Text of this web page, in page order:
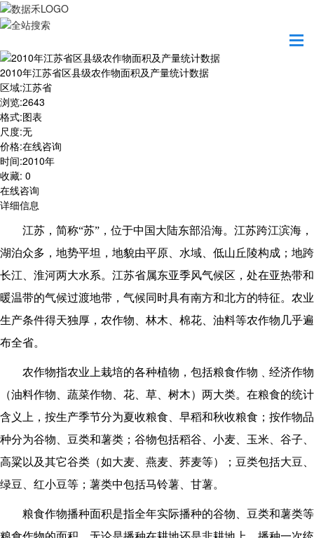
2010年江苏省区县级农作物面积及产量统计数据
2010年江苏省区县级农作物面积及产量统计数据
区域:江苏省
浏览:2643
格式:图表
尺度:无
价格:在线咨询
时间:2010年
收藏: 0
在线咨询
详细信息
江苏，简称“苏”，位于中国大陆东部沿海。江苏跨江滨海，
湖泊众多，地势平坦，地貌由平原、水域、低山丘陵构成；地跨
长江、淮河两大水系。江苏省属东亚季风气候区，处在亚热带和
暖温带的气候过渡地带，气候同时具有南方和北方的特征。农业
生产条件得天独厚，农作物、林木、棉花、油料等农作物几乎遍
布全省。
农作物指农业上栽培的各种植物，包括粮食作物﹑经济作物
（油料作物、蔬菜作物、花、草、树木）两大类。在粮食的统计
含义上，按生产季节分为夏收粮食、早稻和秋收粮食；按作物品
种分为谷物、豆类和薯类；谷物包括稻谷、小麦、玉米、谷子、
高粱以及其它谷类（如大麦、燕麦、荞麦等）；豆类包括大豆、
绿豆、红小豆等；薯类中包括马铃薯、甘薯。
粮食作物播种面积是指全年实际播种的谷物、豆类和薯类等